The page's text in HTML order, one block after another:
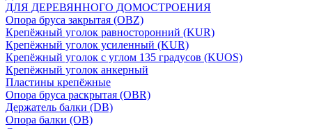
ДЛЯ ДЕРЕВЯННОГО ДОМОСТРОЕНИЯ
Опора бруса закрытая (OBZ)
Крепёжный уголок равносторонний (KUR)
Крепёжный уголок усиленный (KUR)
Крепёжный уголок с углом 135 градусов (KUOS)
Крепёжный уголок анкерный
Пластины крепёжные
Опора бруса раскрытая (OBR)
Держатель балки (DB)
Опора балки (ОВ)